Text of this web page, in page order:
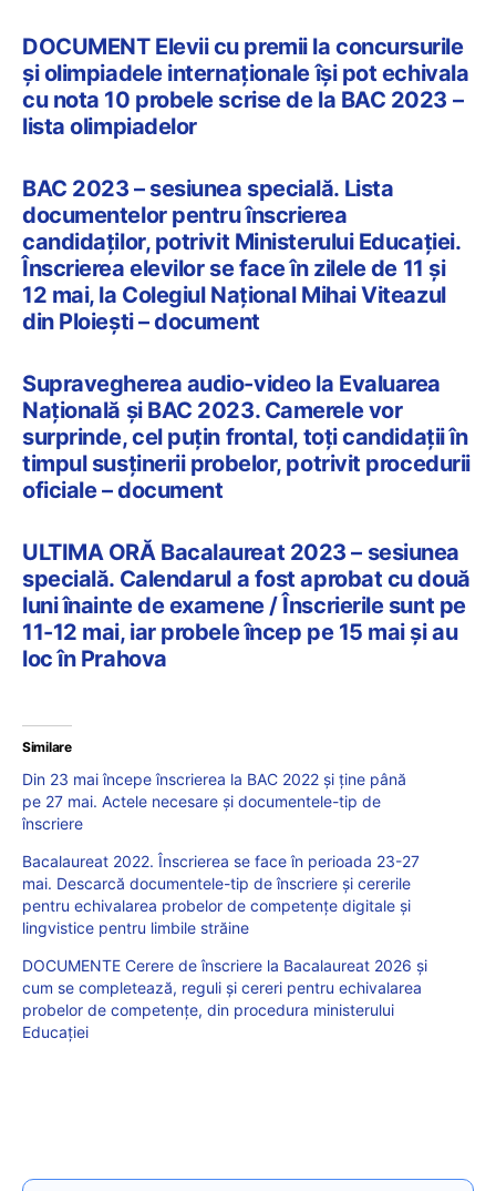
DOCUMENT Elevii cu premii la concursurile
și olimpiadele internaționale își pot echivala
cu nota 10 probele scrise de la BAC 2023 –
lista olimpiadelor
BAC 2023 – sesiunea specială. Lista
documentelor pentru înscrierea
candidaților, potrivit Ministerului Educației.
Înscrierea elevilor se face în zilele de 11 și
12 mai, la Colegiul Național Mihai Viteazul
din Ploiești – document
Supravegherea audio-video la Evaluarea
Națională și BAC 2023. Camerele vor
surprinde, cel puțin frontal, toți candidații în
timpul susținerii probelor, potrivit procedurii
oficiale – document
ULTIMA ORĂ Bacalaureat 2023 – sesiunea
specială. Calendarul a fost aprobat cu două
luni înainte de examene / Înscrierile sunt pe
11-12 mai, iar probele încep pe 15 mai și au
loc în Prahova
Similare
Din 23 mai începe înscrierea la BAC 2022 și ține până
pe 27 mai. Actele necesare și documentele-tip de
înscriere
Bacalaureat 2022. Înscrierea se face în perioada 23-27
mai. Descarcă documentele-tip de înscriere și cererile
pentru echivalarea probelor de competențe digitale și
lingvistice pentru limbile străine
DOCUMENTE Cerere de înscriere la Bacalaureat 2026 și
cum se completează, reguli și cereri pentru echivalarea
probelor de competențe, din procedura ministerului
Educației